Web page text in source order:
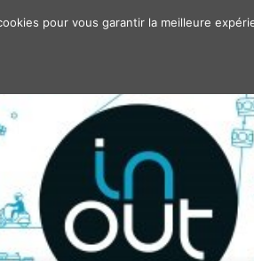
Chiffres clés Nos solutions
SECTEUR
INSTITUTIONNEL
pour vous garantir la meilleure